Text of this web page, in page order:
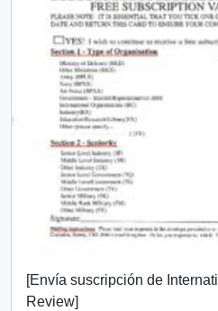
[Envía suscripción de
Review]